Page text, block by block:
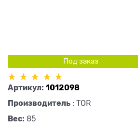
Под заказ
Артикул: 1012098
Производитель : TOR
Вес: 85